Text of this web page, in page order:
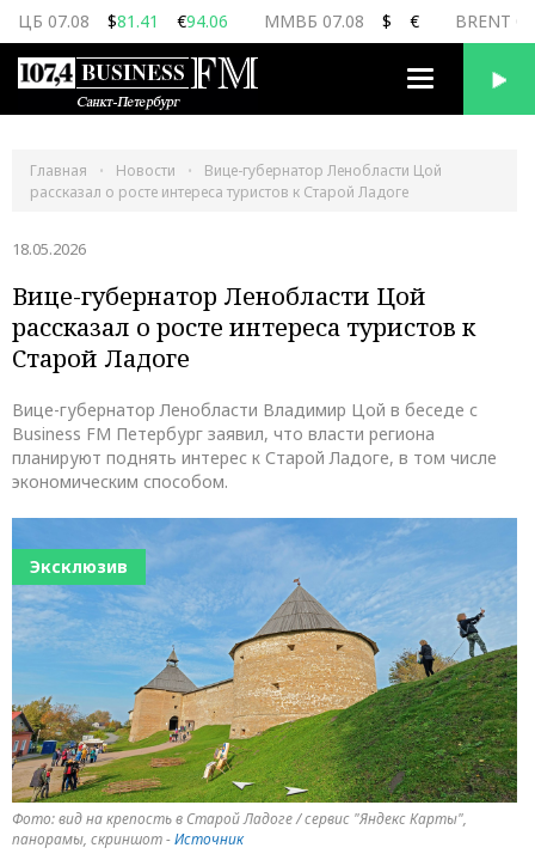
ЦБ 07.08 $81.41 €94.06 ММВБ 07.08 $ € BRENT
Переключить
Главная Новости
Вице-губернатор Ленобласти Цой
рассказал о росте интереса туристов к Старой Ладоге
18.05.2026
Вице-губернатор Ленобласти Цой
рассказал о росте интереса туристов к
Старой Ладоге
Вице-губернатор Ленобласти Владимир Цой в беседе с
Business FM Петербург заявил, что власти региона
планируют поднять интерес к Старой Ладоге, в том числе
экономическим способом.
Эксклюзив
Фото: вид на крепость в Старой Ладоге / сервис "Яндекс Карты",
панорамы, скриншот -Источник